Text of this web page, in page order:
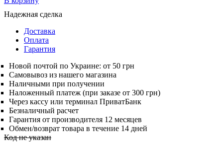
Надежная сделка
Доставка
Оплата
Гарантия
Новой почтой по Украине: от 50 грн
Самовывоз из нашего магазина
Наличными при получении
Наложенный платеж (при заказе от 300 грн)
Через кассу или терминал ПриватБанк
Безналичный расчет
Гарантия от производителя 12 месяцев
Обмен/возврат товара в течение 14 дней
Код не указан